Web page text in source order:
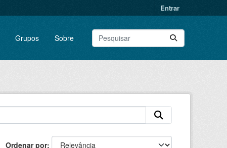
Entrar
Grupos Sobre
Ordenar por